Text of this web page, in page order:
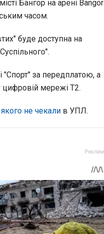
Бангор на арені Bangor
часом.
буде доступна на
"Спорт" за передплатою, а
цифровій мережі Т2.
не чекали в УПЛ.